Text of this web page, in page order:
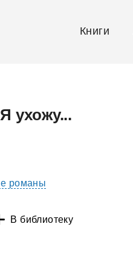
Книги
ухожу...
романы
В библиотеку